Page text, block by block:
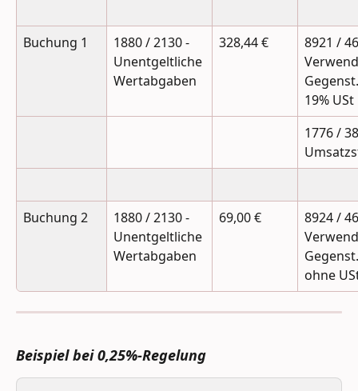
Buchung 1
1880 / 2130 -
Unentgeltliche
Wertabgaben
328,44 €
8921 /
19% USt
1776 /
Buchung 2
1880 / 2130 -
Unentgeltliche
Wertabgaben
69,00 €
8924 /
ohne
Beispiel bei 0,25%-Regelung